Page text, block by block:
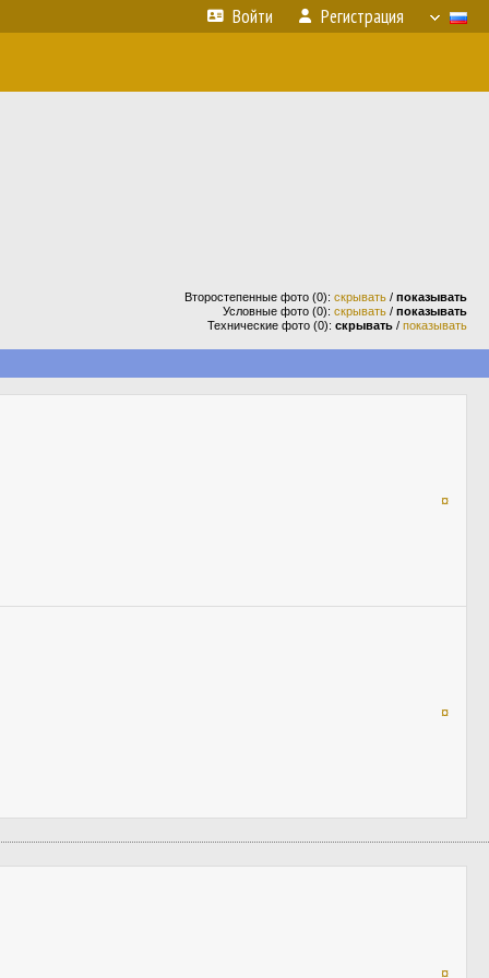
Войти Регистрация
Второстепенные фото (0): скрывать / показывать
Условные фото (0): скрывать / показывать
Технические фото (0): скрывать / показывать
¤
¤
¤